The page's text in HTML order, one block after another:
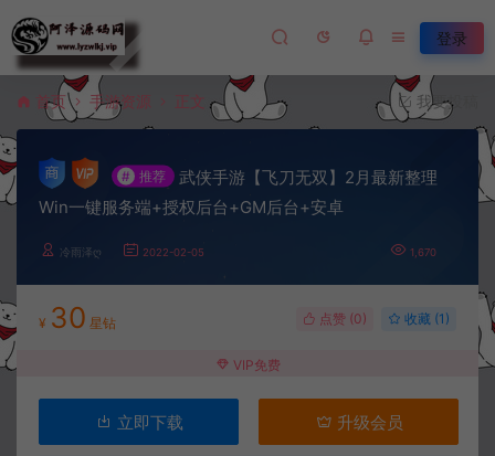
登录
首页 手游资源 正文 我要投稿
# 推荐
武侠手游【飞刀无双】2月最新整理
Win一键服务端+授权后台+GM后台+安卓
冷雨泽ღ 2022-02-05 1,670
¥ 30 星钻 点赞 (0) 收藏 (1)
VIP免费
立即下载 升级会员